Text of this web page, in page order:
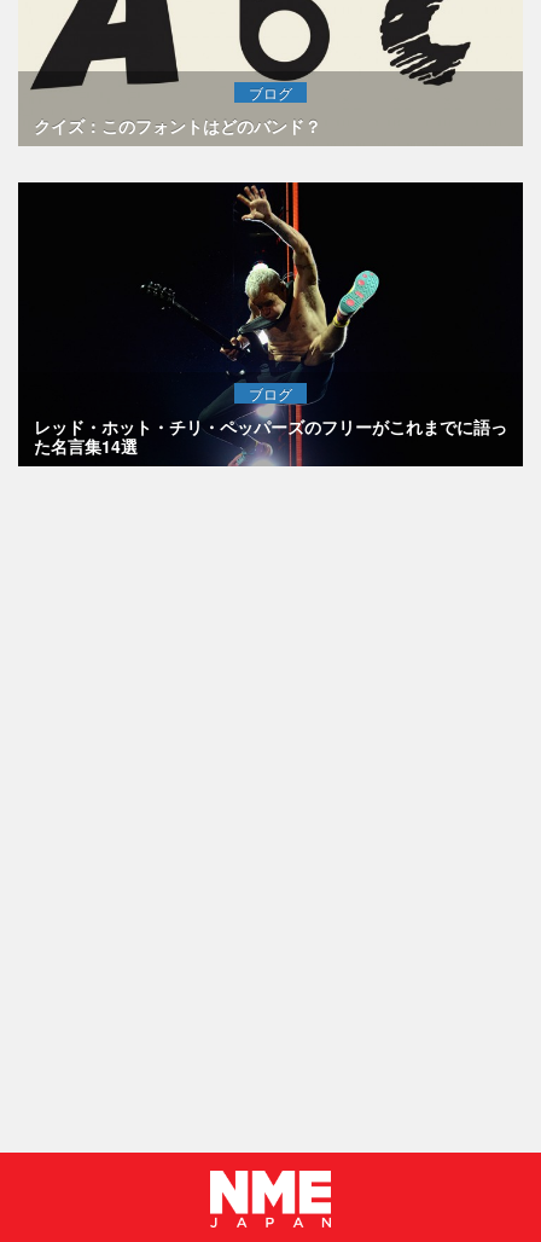
ブログ
クイズ：このフォントはどのバンド？
ブログ
レッド・ホット・チリ・ペッパーズのフリーがこれまでに語っ
た名言集14選